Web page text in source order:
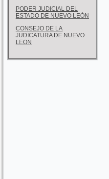
PODER JUDICIAL DEL
ESTADO DE NUEVO LEÓN
CONSEJO DE LA
JUDICATURA DE NUEVO
LEON